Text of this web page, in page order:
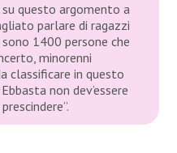
su questo argomento a
parlare di ragazzi
1400 persone che
minorenni
classificare in questo
non dev’essere